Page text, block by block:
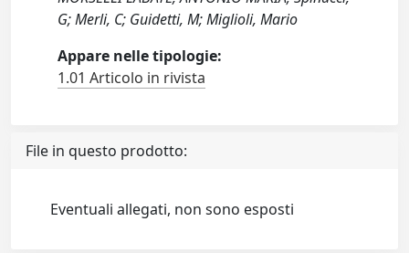
G; Merli, C; Guidetti, M; Miglioli, Mario
Appare nelle tipologie:
1.01 Articolo in rivista
File in questo prodotto:
Eventuali allegati, non sono esposti